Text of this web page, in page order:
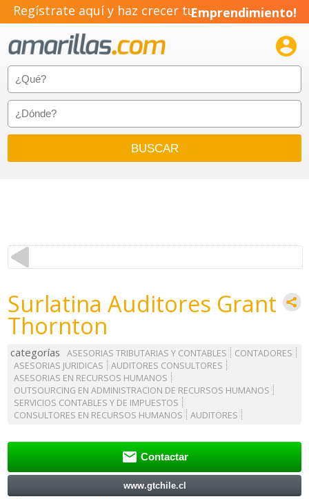
Regístrate aquí y haz crecer tuEmprendimiento!

Surlatina Auditores Grant
Thornton
categorías ASESORIAS TRIBUTARIAS Y CONTABLES
CONTADORES
ASESORIAS JURIDICAS
AUDITORES CONSULTORES
ASESORIAS EN RECURSOS HUMANOS
OUTSOURCING EN ADMINISTRACION DE RECURSOS HUMANOS
SERVICIOS CONTABLES Y DE IMPUESTOS
CONSULTORES EN RECURSOS HUMANOS
AUDITORES
 Contactar
www.gtchile.cl